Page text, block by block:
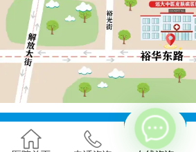
地址：石家庄桥西区裕华东路7号
版权所有：石家庄远大中医皮肤
方便说下您的白癜风症